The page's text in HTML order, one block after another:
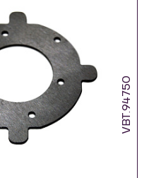
VBT.94750